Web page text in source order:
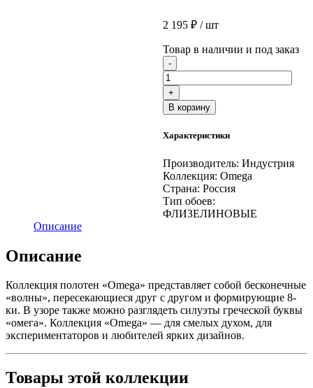
2 195 ₽/ шт
Товар в наличии и под заказ
- Количество
товара
168555-
13
обои
1,06*10м
(6)
+
В корзину
Характеристики
Производитель: Индустрия
Коллекция: Omega
Страна: Россия
Тип обоев:
ФЛИЗЕЛИНОВЫЕ
Описание
Описание
Коллекция полотен «Omega» представляет собой бесконечные
«волны», пересекающиеся друг с другом и формирующие 8-
ки. В узоре также можно разглядеть силуэты греческой буквы
«омега». Коллекция «Omega» — для смелых духом, для
экспериментаторов и любителей ярких дизайнов.
Товары этой коллекции